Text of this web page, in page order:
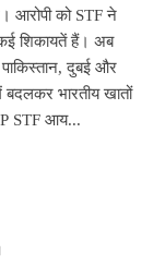
आरोपी को STF ने
शिकायतें हैं। अब
दुबई और
भारतीय खातों
STF आय...